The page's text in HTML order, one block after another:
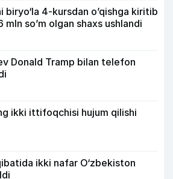
biryo‘la 4-kursdan o’qishga kiritib
mln so’m olgan shaxs ushlandi
Donald Tramp bilan telefon
ikki ittifoqchisi hujum qilishi
ikki nafar O‘zbekiston